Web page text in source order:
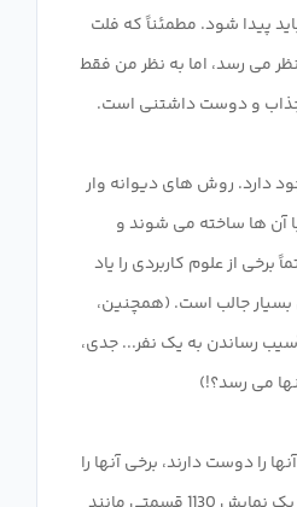
پیدا شود. مطمئناً که فلت
می رسد، اما به نظر من فقط
دارد. روش های دیوانه وار
آن ها ساخته می شوند و
از علوم کاربردی را یاد
جالب است. (همچنین،
آسیب رساندن به یک نفر... جدی،
دوست دارند، برخی آنها را